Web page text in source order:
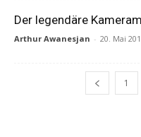
Der legendäre
Arthur Awanesjan - 20. Mai
1